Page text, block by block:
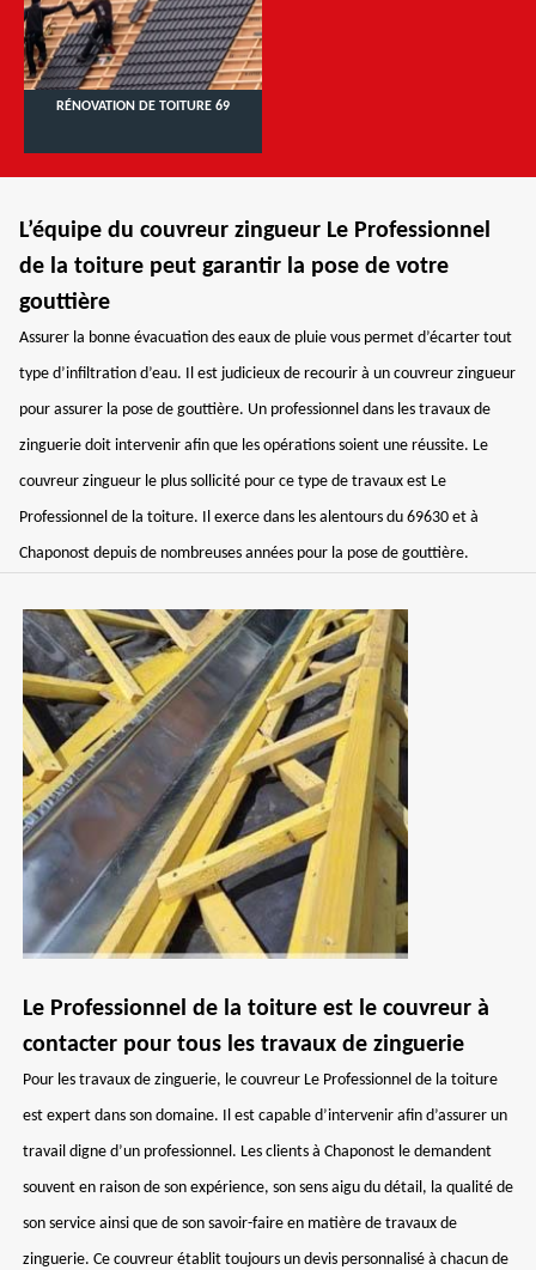
RÉNOVATION DE TOITURE 69
L’équipe du couvreur zingueur Le Professionnel
de la toiture peut garantir la pose de votre
gouttière
Assurer la bonne évacuation des eaux de pluie vous permet d’écarter tout
type d’infiltration d’eau. Il est judicieux de recourir à un couvreur zingueur
pour assurer la pose de gouttière. Un professionnel dans les travaux de
zinguerie doit intervenir afin que les opérations soient une réussite. Le
couvreur zingueur le plus sollicité pour ce type de travaux est Le
Professionnel de la toiture. Il exerce dans les alentours du 69630 et à
Chaponost depuis de nombreuses années pour la pose de gouttière.
Le Professionnel de la toiture est le couvreur à
contacter pour tous les travaux de zinguerie
Pour les travaux de zinguerie, le couvreur Le Professionnel de la toiture
est expert dans son domaine. Il est capable d’intervenir afin d’assurer un
travail digne d’un professionnel. Les clients à Chaponost le demandent
souvent en raison de son expérience, son sens aigu du détail, la qualité de
son service ainsi que de son savoir-faire en matière de travaux de
zinguerie. Ce couvreur établit toujours un devis personnalisé à chacun de